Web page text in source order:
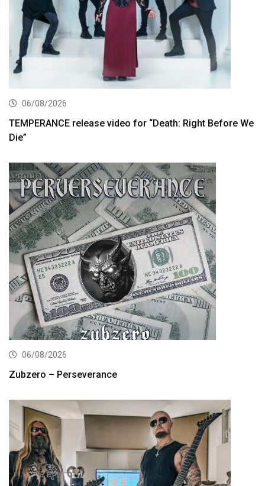
06/08/2026
TEMPERANCE release video for “Death: Right Before We
Die”
06/08/2026
Zubzero – Perseverance